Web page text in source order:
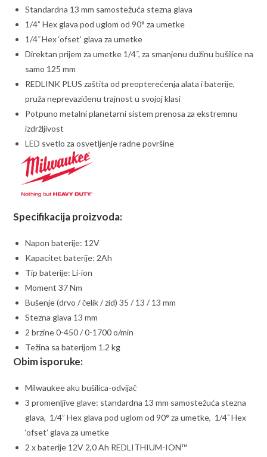
Standardna 13 mm samostežuća stezna glava
1/4” Hex glava pod uglom od 90° za umetke
1/4˝ Hex ‘ofset’ glava za umetke
Direktan prijem za umetke 1/4˝, za smanjenu dužinu bušilice na
samo 125 mm
REDLINK PLUS zaštita od preopterećenja alata i baterije,
pruža neprevaziđenu trajnost u svojoj klasi
Potpuno metalni planetarni sistem prenosa za ekstremnu
izdržljivost
LED svetlo za osvetljenje radne površine
Specifikacija proizvoda:
Napon baterije: 12V
Kapacitet baterije: 2Ah
Tip baterije: Li-ion
Moment 37 Nm
Bušenje (drvo / čelik / zid) 35 / 13 / 13 mm
Stezna glava 13 mm
2 brzine 0-450 / 0-1700 o/min
Težina sa baterijom 1.2 kg
Obim isporuke:
Milwaukee aku bušilica-odvijač
3 promenljive glave: standardna 13 mm samostežuća stezna
glava, 1/4” Hex glava pod uglom od 90° za umetke, 1/4˝ Hex
‘ofset’ glava za umetke
2 x baterije 12V 2,0 Ah REDLITHIUM-ION™